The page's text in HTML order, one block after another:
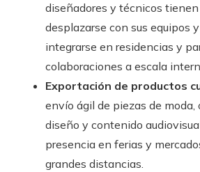
diseñadores y técnicos
desplazarse con sus equipos
integrarse en residencias y
colaboraciones a escala
Exportación de productos
envío ágil de piezas de moda,
diseño y contenido
presencia en ferias y
grandes distancias.